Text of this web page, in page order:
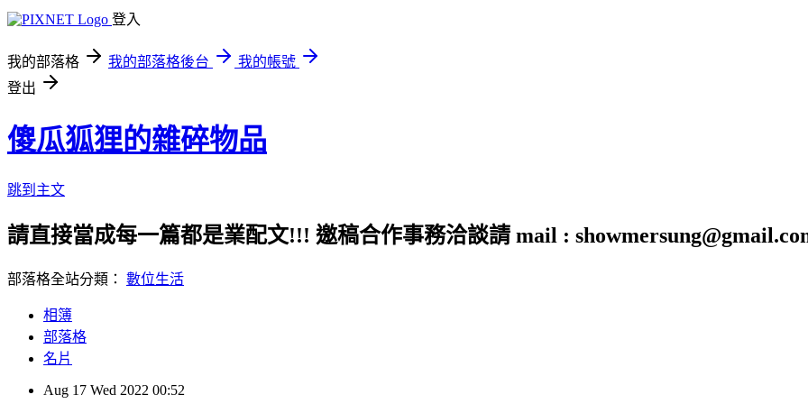
登入
我的部落格 我的部落格後台
我的帳號
登出
傻瓜狐狸的雜碎物品
跳到主文
請直接當成每一篇都是業配文!!! 邀稿合作事務洽談請 mail :
部落格全站分類： 數位生活
相簿
部落格
名片
Aug 17 Wed 2022 00:52